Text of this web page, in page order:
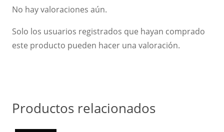
No hay valoraciones aún.
Solo los usuarios registrados que hayan comprado
este producto pueden hacer una valoración.
Productos relacionados